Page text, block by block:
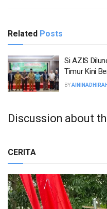
Related Posts
Si AZIS
Timur Kini
BYAININADHIRAH
Discussion about
CERITA